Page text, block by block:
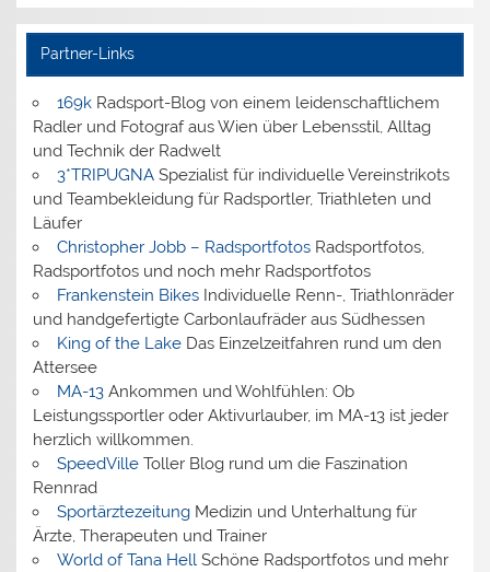
Partner-Links
169kRadsport-Blog von einem leidenschaftlichem
Radler und Fotograf aus Wien über Lebensstil, Alltag
und Technik der Radwelt
3*TRIPUGNASpezialist für individuelle Vereinstrikots
und Teambekleidung für Radsportler, Triathleten und
Läufer
Christopher Jobb – RadsportfotosRadsportfotos,
Radsportfotos und noch mehr Radsportfotos
Frankenstein BikesIndividuelle Renn-, Triathlonräder
und handgefertigte Carbonlaufräder aus Südhessen
King of the LakeDas Einzelzeitfahren rund um den
Attersee
MA-13Ankommen und Wohlfühlen: Ob
Leistungssportler oder Aktivurlauber, im MA-13 ist jeder
herzlich willkommen.
SpeedVilleToller Blog rund um die Faszination
Rennrad
SportärztezeitungMedizin und Unterhaltung für
Ärzte, Therapeuten und Trainer
World of Tana HellSchöne Radsportfotos und mehr